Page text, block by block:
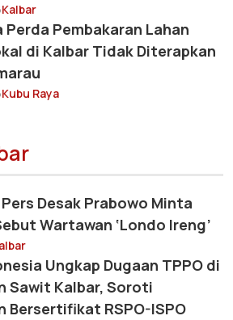
Kalbar
Perda Pembakaran Lahan
di Kalbar Tidak Diterapkan
Kubu Raya
Desak Prabowo Minta
Wartawan ‘Londo Ireng’
Ungkap Dugaan TPPO di
Sawit Kalbar, Soroti
Bersertifikat RSPO-ISPO